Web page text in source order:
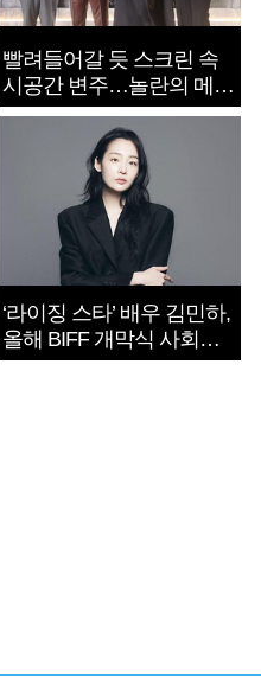
빨려들어갈 듯 스크린 속
시공간 변주…놀란의 메시
지는 ‘전쟁 속죄’
‘라이징 스타’ 배우 김민하,
올해 BIFF 개막식 사회자
확정